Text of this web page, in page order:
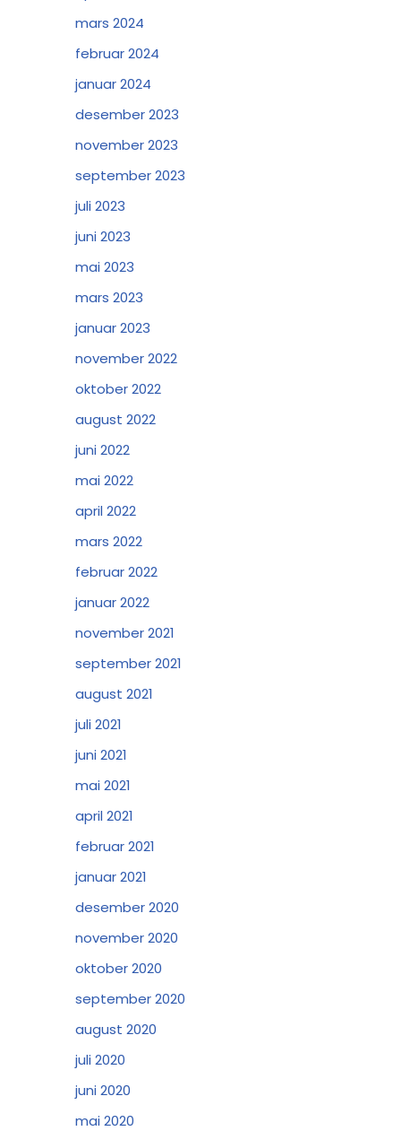
mars 2024
februar 2024
januar 2024
desember 2023
november 2023
september 2023
juli 2023
juni 2023
mai 2023
mars 2023
januar 2023
november 2022
oktober 2022
august 2022
juni 2022
mai 2022
april 2022
mars 2022
februar 2022
januar 2022
november 2021
september 2021
august 2021
juli 2021
juni 2021
mai 2021
april 2021
februar 2021
januar 2021
desember 2020
november 2020
oktober 2020
september 2020
august 2020
juli 2020
juni 2020
mai 2020